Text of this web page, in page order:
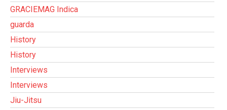
GRACIEMAG Indica
guarda
History
History
Interviews
Interviews
Jiu-Jitsu